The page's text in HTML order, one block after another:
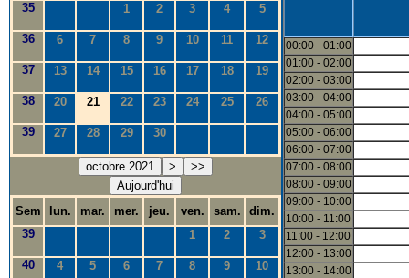
35
1 2 3 4 5
36 6 7 8 9 10 11 12
37 13 14 15 16 17 18 19
38 20 21 22 23 24 25 26
39 27 28 29 30
octobre 2021 >
>>
Aujourd'hui
Sem
lun. mar. mer. jeu. ven. sam.
dim.
39
1 2 3
40 4 5 6 7 8 9 10
00:00 - 01:00
01:00 - 02:00
02:00 - 03:00
03:00 - 04:00
04:00 - 05:00
05:00 - 06:00
06:00 - 07:00
07:00 - 08:00
08:00 - 09:00
09:00 - 10:00
10:00 - 11:00
11:00 - 12:00
12:00 - 13:00
13:00 - 14:00